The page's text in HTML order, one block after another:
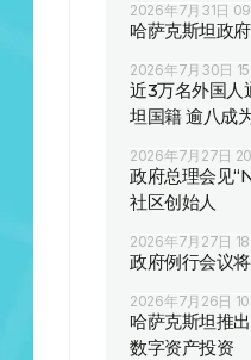
2026年7月31日
哈萨克斯坦政
2026年7月30日
近3万名外国人
坦国籍 逾八成
2026年7月27日
政府总理会见
社区创始人
2026年7月27日
政府例行会议
2026年7月26日
哈萨克斯坦推
数字资产投资